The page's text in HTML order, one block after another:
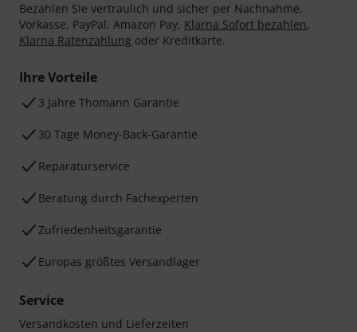
Bezahlen Sie vertraulich und sicher per Nachnahme,
Vorkasse, PayPal, Amazon Pay, Klarna Sofort bezahlen,
Klarna Ratenzahlung oder Kreditkarte.
Ihre Vorteile
3 Jahre Thomann Garantie
30 Tage Money-Back-Garantie
Reparaturservice
Beratung durch Fachexperten
Zufriedenheitsgarantie
Europas größtes Versandlager
Service
Versandkosten und Lieferzeiten